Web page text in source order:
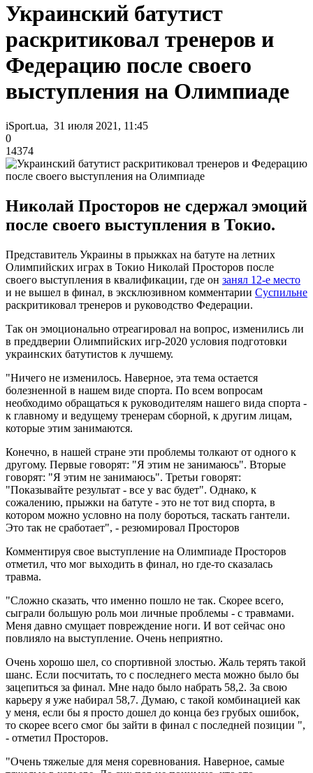
Украинский батутист
раскритиковал тренеров и
Федерацию после своего
выступления на Олимпиаде
iSport.ua, 31 июля 2021, 11:45
0
14374
Николай Просторов не сдержал эмоций
после своего выступления в Токио.
Представитель Украины в прыжках на батуте на летних
Олимпийских играх в Токио Николай Просторов после
своего выступления в квалификации, где он занял 12-е место
и не вышел в финал, в эксклюзивном комментарии Суспильне
раскритиковал тренеров и руководство Федерации.
Так он эмоционально отреагировал на вопрос, изменились ли
в преддверии Олимпийских игр-2020 условия подготовки
украинских батутистов к лучшему.
"Ничего не изменилось. Наверное, эта тема остается
болезненной в нашем виде спорта. По всем вопросам
необходимо обращаться к руководителям нашего вида спорта -
к главному и ведущему тренерам сборной, к другим лицам,
которые этим занимаются.
Конечно, в нашей стране эти проблемы толкают от одного к
другому. Первые говорят: "Я этим не занимаюсь". Вторые
говорят: "Я этим не занимаюсь". Третьи говорят:
"Показывайте результат - все у вас будет". Однако, к
сожалению, прыжки на батуте - это не тот вид спорта, в
котором можно условно на полу бороться, таскать гантели.
Это так не сработает", - резюмировал Просторов
Комментируя свое выступление на Олимпиаде Просторов
отметил, что мог выходить в финал, но где-то сказалась
травма.
"Сложно сказать, что именно пошло не так. Скорее всего,
сыграли большую роль мои личные проблемы - с травмами.
Меня давно смущает повреждение ноги. И вот сейчас оно
повлияло на выступление. Очень неприятно.
Очень хорошо шел, со спортивной злостью. Жаль терять такой
шанс. Если посчитать, то с последнего места можно было бы
зацепиться за финал. Мне надо было набрать 58,2. За свою
карьеру я уже набирал 58,7. Думаю, с такой комбинацией как
у меня, если бы я просто дошел до конца без грубых ошибок,
то скорее всего смог бы зайти в финал с последней позиции ",
- отметил Просторов.
"Очень тяжелые для меня соревнования. Наверное, самые